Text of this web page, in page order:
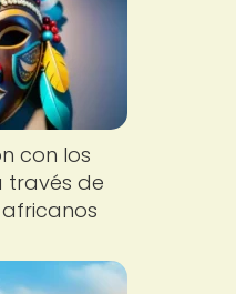
con los
través de